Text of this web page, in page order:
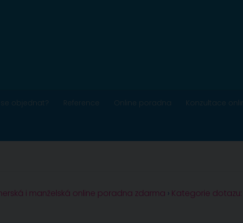
se objednat? Reference Online poradna Konzultace
i manželská online poradna zdarma › Kategorie